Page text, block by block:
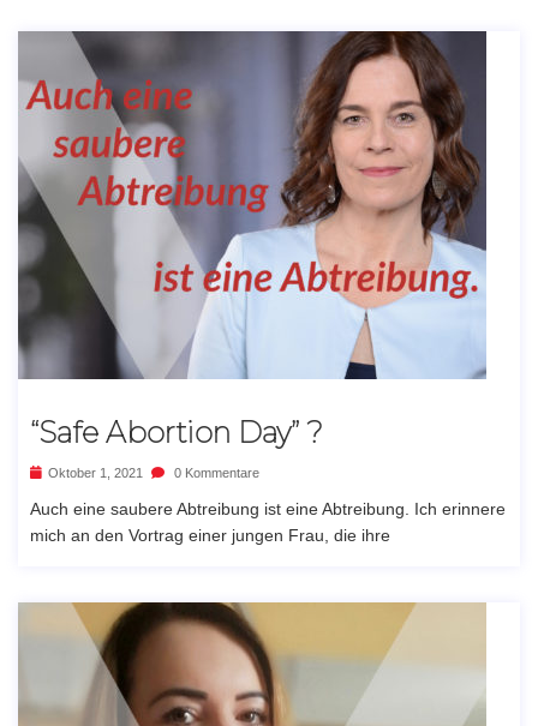
“Safe Abortion Day” ?
Oktober 1, 2021 0 Kommentare
Auch eine saubere Abtreibung ist eine Abtreibung. Ich erinnere
mich an den Vortrag einer jungen Frau, die ihre